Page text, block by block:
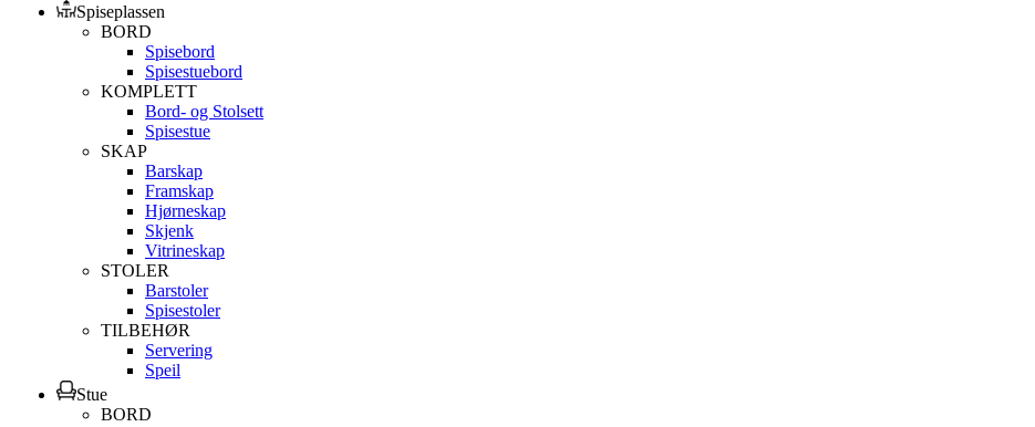
Spiseplassen
BORD
Spisebord
Spisestuebord
KOMPLETT
Bord- og Stolsett
Spisestue
SKAP
Barskap
Framskap
Hjørneskap
Skjenk
Vitrineskap
STOLER
Barstoler
Spisestoler
TILBEHØR
Servering
Speil
Stue
BORD